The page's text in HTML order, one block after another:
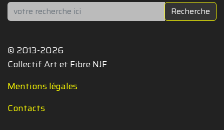
Rechercher Recherche
© 2013-2026
Collectif Art et Fibre NJF
Mentions légales
Contacts